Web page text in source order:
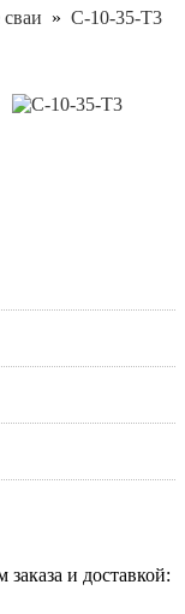
» С-10-35-Т3
и доставкой: